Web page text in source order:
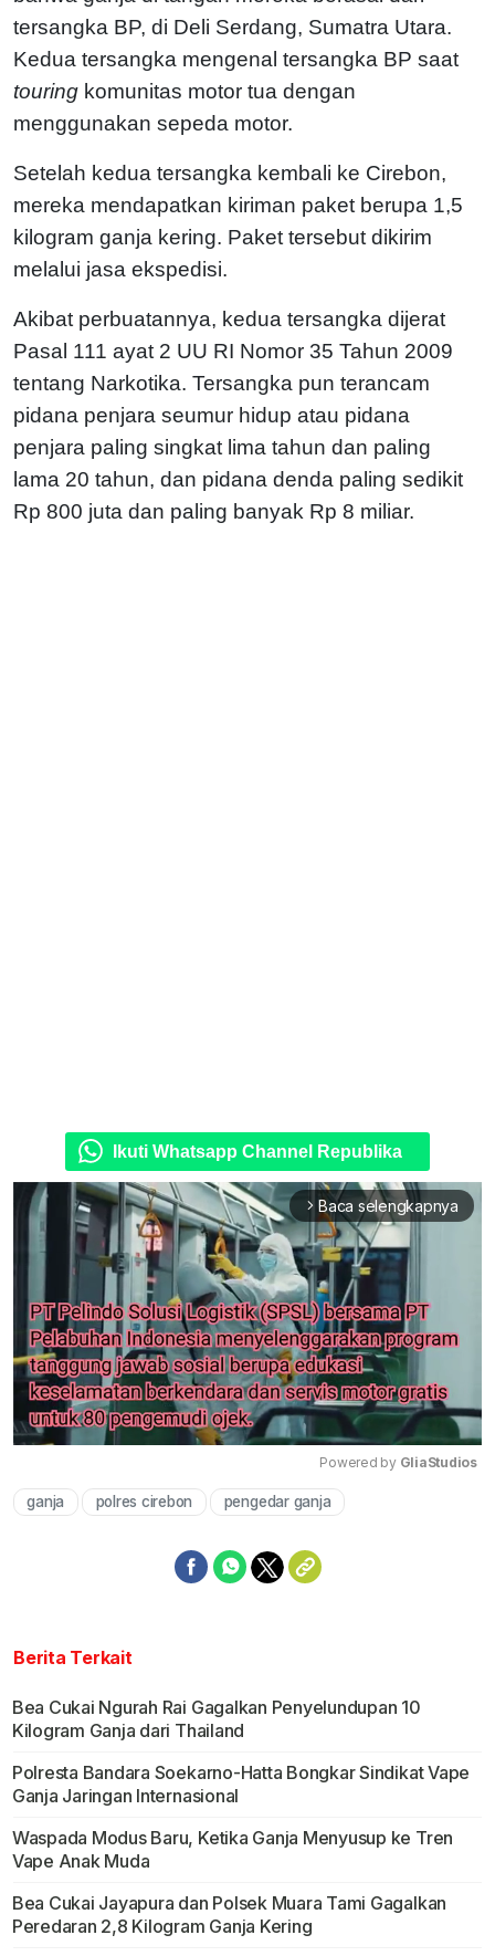
tersangka BP, di Deli Serdang, Sumatra Utara.
Kedua tersangka mengenal tersangka BP saat
touring komunitas motor tua dengan
menggunakan sepeda motor.
Setelah kedua tersangka kembali ke Cirebon,
mereka mendapatkan kiriman paket berupa 1,5
kilogram ganja kering. Paket tersebut dikirim
melalui jasa ekspedisi.
Akibat perbuatannya, kedua tersangka dijerat
Pasal 111 ayat 2 UU RI Nomor 35 Tahun 2009
tentang Narkotika. Tersangka pun terancam
pidana penjara seumur hidup atau pidana
penjara paling singkat lima tahun dan paling
lama 20 tahun, dan pidana denda paling sedikit
Rp 800 juta dan paling banyak Rp 8 miliar.
Ikuti Whatsapp Channel Republika
arrow_forward_ios Baca selengkapnya
Powered by GliaStudios
ganja polres cirebon pengedar ganja
Berita Terkait
Bea Cukai Ngurah Rai Gagalkan Penyelundupan 10
Kilogram Ganja dari Thailand
Polresta Bandara Soekarno-Hatta Bongkar Sindikat Vape
Ganja Jaringan Internasional
Waspada Modus Baru, Ketika Ganja Menyusup ke Tren
Vape Anak Muda
Bea Cukai Jayapura dan Polsek Muara Tami Gagalkan
Peredaran 2,8 Kilogram Ganja Kering